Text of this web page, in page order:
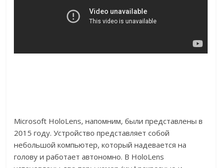
Microsoft HoloLens, напомним, были представлены в
2015 году. Устройство представляет собой
небольшой компьютер, который надевается на
голову и работает автономно. В HoloLens